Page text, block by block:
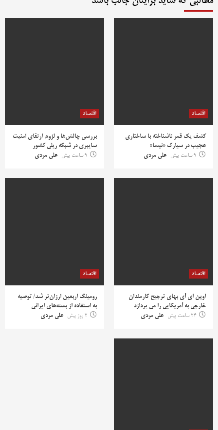
اقتصاد
کشف یک قمر ناشناخته با ساختاری
عجیب در سیارک «نیسا»
9 ساعت پیش
علی مردی
اقتصاد
بررسی چالش‌ها و لزوم ارتقای امنیت
سایبری در شبکه ریلی کشور
9 ساعت پیش
علی مردی
اقتصاد
اوپن ای آی بهای ترجیح کارمندان
خارجی به آمریکایی را می پردازد
24 ساعت پیش
علی مردی
اقتصاد
رومینگ اربعین ارزان‌تر شد/ توصیه
به استفاده از بسته‌های ایرانی
2 روز پیش
علی مردی